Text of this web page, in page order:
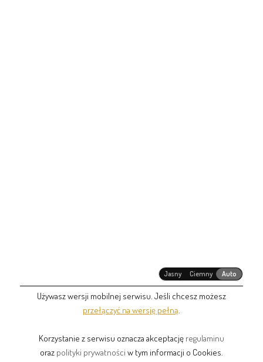
Jasny Ciemny Auto
Używasz wersji mobilnej serwisu. Jeśli chcesz możesz
przełączyć na wersję pełną
Korzystanie z serwisu oznacza akceptację regulaminu
oraz polityki prywatności w tym informacji o Cookies.